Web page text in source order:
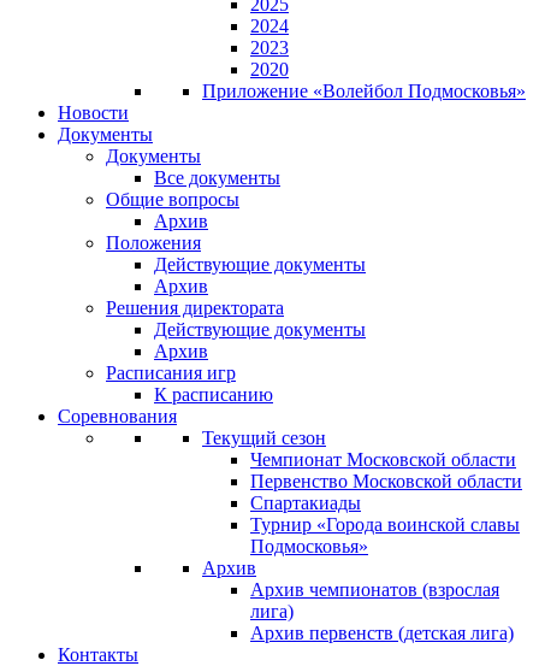
2025
2024
2023
2020
Приложение «Волейбол Подмосковья»
Новости
Документы
Документы
Все документы
Общие вопросы
Архив
Положения
Действующие документы
Архив
Решения директората
Действующие документы
Архив
Расписания игр
К расписанию
Соревнования
Текущий сезон
Чемпионат Московской области
Первенство Московской области
Спартакиады
Турнир «Города воинской славы
Подмосковья»
Архив
Архив чемпионатов (взрослая
лига)
Архив первенств (детская лига)
Контакты